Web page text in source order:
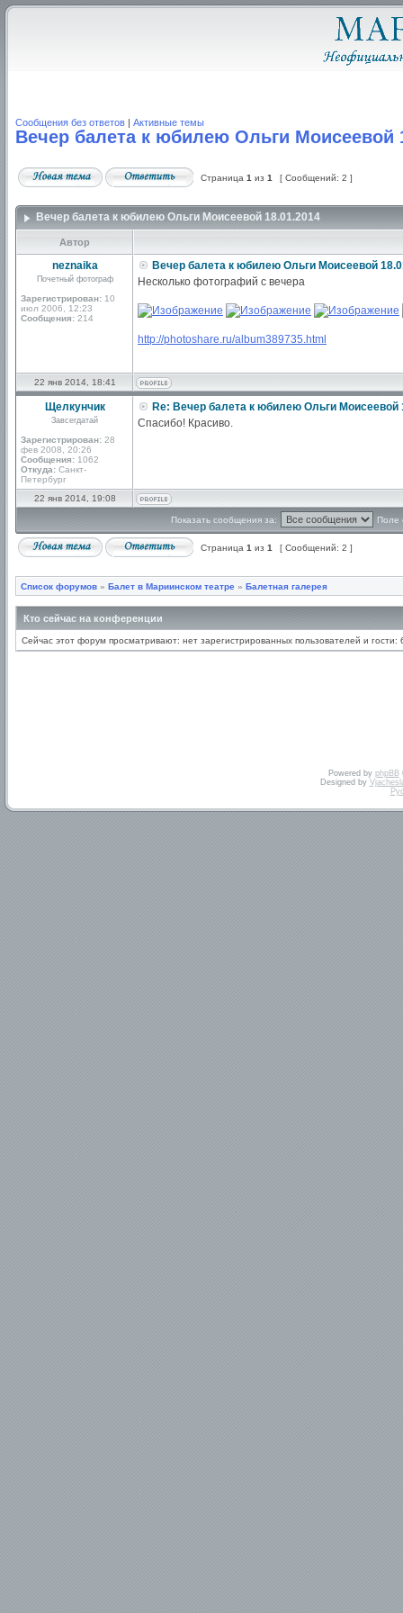
Сообщения без ответов | Активные темы
Вечер балета к юбилею Ольги Моисеевой
Страница 1 из 1 [ Сообщений: 2 ]
Вечер балета к юбилею Ольги Моисеевой 18.01.2014
Автор
neznaika
Почетный фотограф
Зарегистрирован: 10
июл 2006, 12:23
Сообщения: 214
Вечер балета к юбилею Ольги Моисеевой
Несколько фотографий с вечера
http://photoshare.ru/album389735.html
22 янв 2014, 18:41
Щелкунчик
Завсегдатай
Зарегистрирован: 28
фев 2008, 20:26
Сообщения: 1062
Откуда: Санкт-
Петербург
Re: Вечер балета к юбилею Ольги Моисеевой
Спасибо! Красиво.
22 янв 2014, 19:08
Показать сообщения за: Поле
Страница 1 из 1 [ Сообщений: 2 ]
Список форумов » Балет в Мариинском театре » Балетная галерея
Кто сейчас на конференции
Сейчас этот форум просматривают: нет зарегистрированных пользователей и гости:
Powered by phpBB
Designed by